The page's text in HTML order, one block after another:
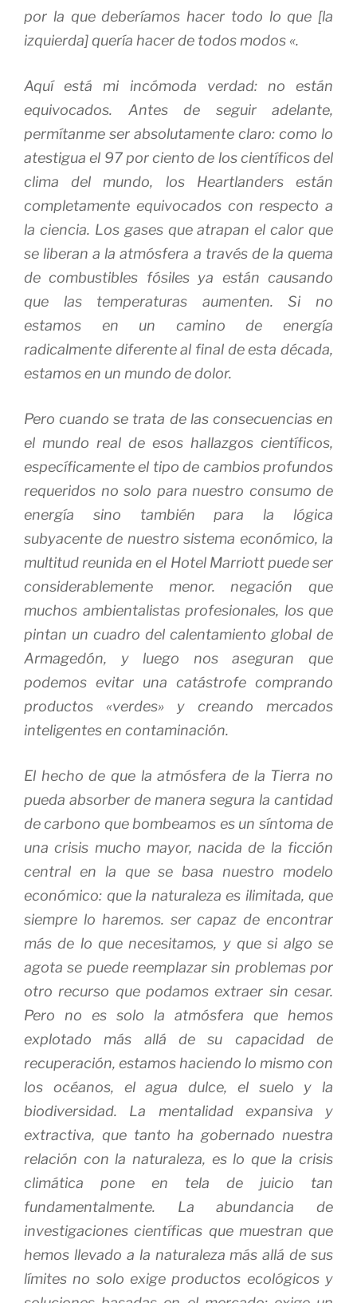
por la que deberíamos hacer todo lo que [la
izquierda] quería hacer de todos modos «.
Aquí está mi incómoda verdad: no están
equivocados.
Antes de seguir adelante,
permítanme ser absolutamente claro: como lo
atestigua el 97 por ciento de los científicos del
clima del mundo, los Heartlanders están
completamente equivocados con respecto a
la ciencia. Los gases que atrapan el calor que
se liberan a la atmósfera a través de la quema
de combustibles fósiles ya están causando
que las temperaturas aumenten.
Si no
estamos en un camino de energía
radicalmente diferente al final de esta década,
estamos en un mundo de dolor.
Pero cuando se trata de las consecuencias en
el mundo real de esos hallazgos científicos,
específicamente el tipo de cambios profundos
requeridos no solo para nuestro consumo de
energía sino también para la lógica
subyacente de nuestro sistema económico, la
multitud reunida en el Hotel Marriott puede ser
considerablemente menor. negación que
muchos ambientalistas profesionales, los que
pintan un cuadro del calentamiento global de
Armagedón, y luego nos aseguran que
podemos evitar una catástrofe comprando
productos «verdes» y creando mercados
inteligentes en contaminación.
El hecho de que la atmósfera de la Tierra no
pueda absorber de manera segura la cantidad
de carbono que bombeamos es un síntoma de
una crisis mucho mayor, nacida de la ficción
central en la que se basa nuestro modelo
económico: que la naturaleza es ilimitada, que
siempre lo haremos. ser capaz de encontrar
más de lo que necesitamos, y que si algo se
agota se puede reemplazar sin problemas por
otro recurso que podamos extraer sin cesar.
Pero no es solo la atmósfera que hemos
explotado más allá de su capacidad de
recuperación, estamos haciendo lo mismo con
los océanos, el agua dulce, el suelo y la
biodiversidad.
La mentalidad expansiva y
extractiva, que tanto ha gobernado nuestra
relación con la naturaleza, es lo que la crisis
climática pone en tela de juicio tan
fundamentalmente.
La abundancia de
investigaciones científicas que muestran que
hemos llevado a la naturaleza más allá de sus
límites no solo exige productos ecológicos y